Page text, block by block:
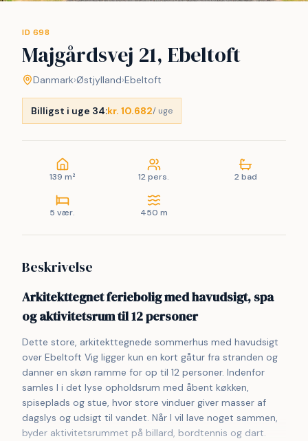
ID 698
Majgårdsvej 21, Ebeltoft
Danmark›Østjylland›Ebeltoft
Billigst i uge 34:kr. 10.682/ uge
139 m² 12 pers. 2 bad
5 vær. 450 m
Beskrivelse
Arkitekttegnet feriebolig med havudsigt, spa
og aktivitetsrum til 12 personer
Dette store, arkitekttegnede sommerhus med havudsigt
over Ebeltoft Vig ligger kun en kort gåtur fra stranden og
danner en skøn ramme for op til 12 personer. Indenfor
samles I i det lyse opholdsrum med åbent køkken,
spiseplads og stue, hvor store vinduer giver masser af
dagslys og udsigt til vandet. Når I vil lave noget sammen,
byder aktivitetsrummet på billard, bordtennis og dart.